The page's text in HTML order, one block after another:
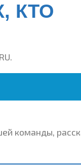
КТО
команды,